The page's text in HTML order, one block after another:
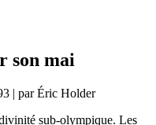
son mai
| par Éric Holder